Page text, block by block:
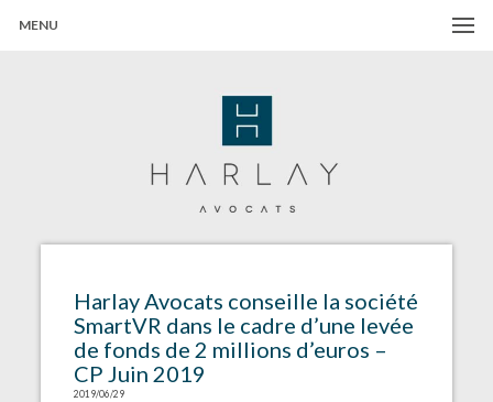
MENU
Harlay Avocats conseille la société
SmartVR dans le cadre d’une levée
de fonds de 2 millions d’euros –
CP Juin 2019
2019/06/29